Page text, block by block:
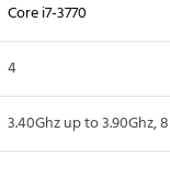
Core i7-3770
4
3.40Ghz up to 3.90Ghz,